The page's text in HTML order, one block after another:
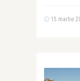
15 martie